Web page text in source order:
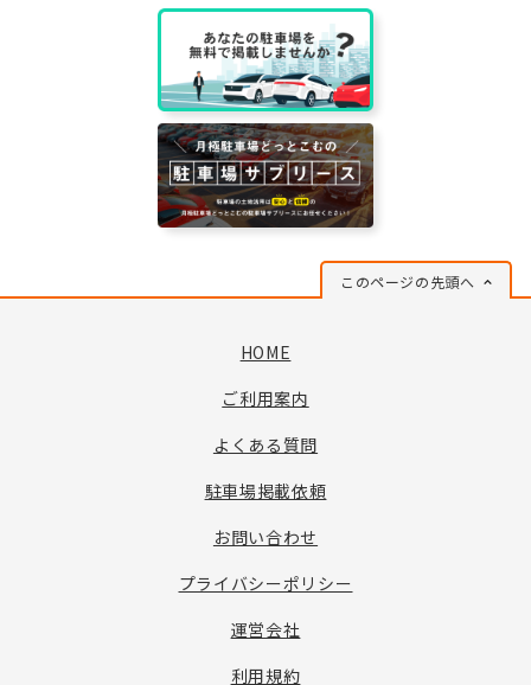
このページの先頭へ
HOME
ご利用案内
よくある質問
駐車場掲載依頼
お問い合わせ
プライバシーポリシー
運営会社
利用規約